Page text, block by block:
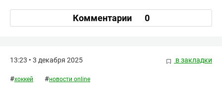
Комментарии 0
13:23 • 3 декабря 2025 в закладки
#хоккей #новости online